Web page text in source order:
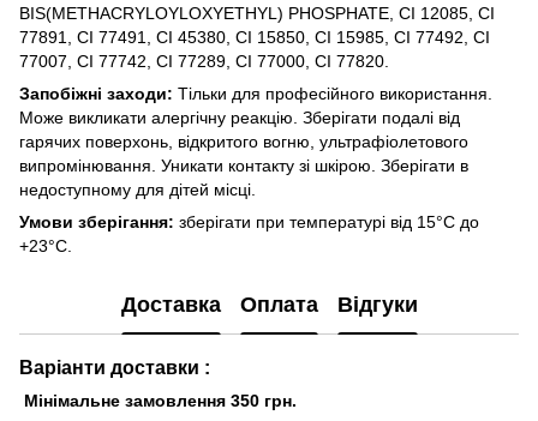
BIS(METHACRYLOYLOXYETHYL) PHOSPHATE, CI 12085, CI
77891, CI 77491, CI 45380, CI 15850, CI 15985, CI 77492, CI
77007, CI 77742, CI 77289, CI 77000, CI 77820.
Запобіжні заходи: Тільки для професійного використання.
Може викликати алергічну реакцію. Зберігати подалі від
гарячих поверхонь, відкритого вогню, ультрафіолетового
випромінювання. Уникати контакту зі шкірою. Зберігати в
недоступному для дітей місці.
Умови зберігання: зберігати при температурі від 15°C до
+23°C.
Доставка Оплата Відгуки
Варіанти доставки :
Мінімальне замовлення 350 грн.